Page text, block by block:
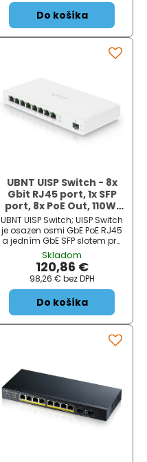
k...
Do košíka
UBNT UISP Switch - 8x
Gbit RJ45 port, 1x SFP
port, 8x PoE Out, 110W,
fanless
UBNT UISP Switch; UISP Switch
je osazen osmi GbE PoE RJ45
a jedním GbE SFP slotem pro
uplink. Jedná se o
bezventilátorový L2 přepínač
s kapacitou 18 Gbps a
rychlostí směrování 13,392
Mpps . Celkov...
Skladom
120,86 €
98,26 € bez DPH
Do košíka